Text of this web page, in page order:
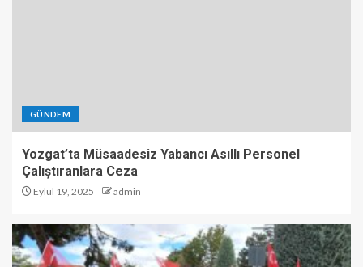
GÜNDEM
Yozgat’ta Müsaadesiz Yabancı Asıllı Personel
Çalıştıranlara Ceza
Eylül 19, 2025 admin